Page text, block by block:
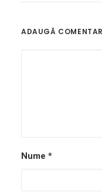
ADAUGĂ
Nume *